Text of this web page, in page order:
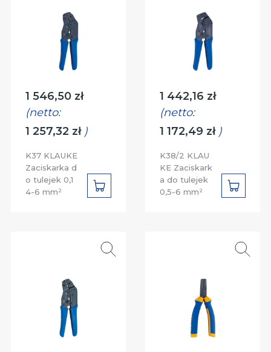
Cena:
1 546,50 zł
(netto:
1 257,32 zł)
K37 KLAUKE
Zaciskarka d
o tulejek 0,1
4-6 mm²
DO
Cena:
1 442,16 zł
(netto:
1 172,49 zł)
K38/2 KLAU
KE Zaciskark
a do tulejek
0,5-6 mm²
DO